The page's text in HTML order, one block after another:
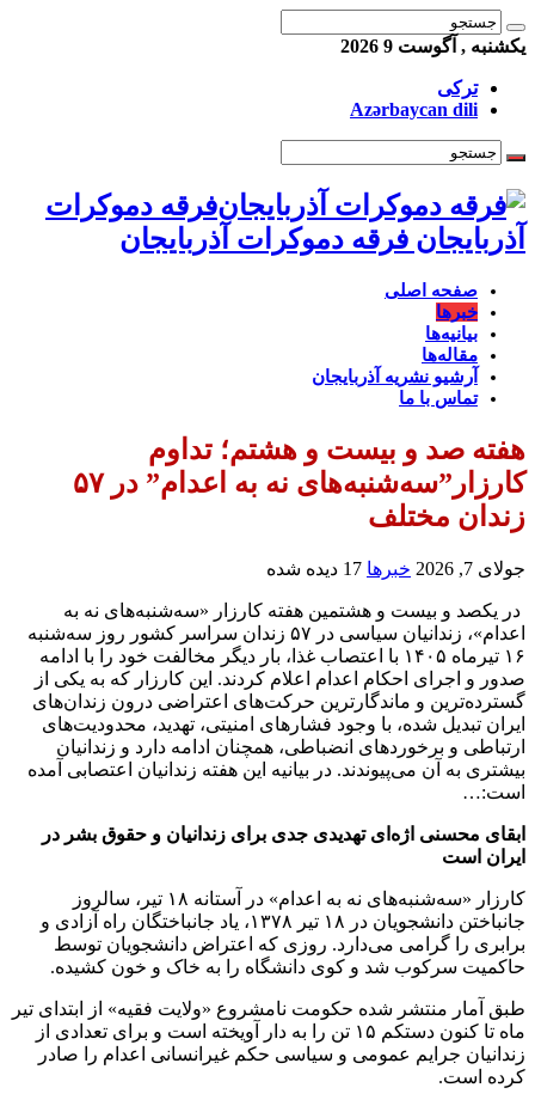
یکشنبه , آگوست 9 2026
ترکی
Azərbaycan dili
فرقه دموکرات
آذربایجان فرقه دموکرات آذربایجان
صفحه اصلی
خبرها
بیانیه‌ها
مقاله‌ها
آرشیو نشریه آذربایجان
تماس با ما
هفته صد و بيست و هشتم؛ تداوم
کارزار”سه‌شنبه‌های نه به اعدام” در ۵۷
زندان مختلف
جولای 7, 2026 خبرها 17 دیده شده
در یکصد و بیست و هشتمین هفته کارزار «سه‌شنبه‌های نه به
اعدام»، زندانیان سیاسی در ۵۷ زندان سراسر کشور روز سه‌شنبه
۱۶ تیرماه ۱۴۰۵ با اعتصاب غذا، بار دیگر مخالفت خود را با ادامه
صدور و اجرای احکام اعدام اعلام کردند. این کارزار که به یکی از
گسترده‌ترین و ماندگارترین حرکت‌های اعتراضی درون زندان‌های
ایران تبدیل شده، با وجود فشارهای امنیتی، تهدید، محدودیت‌های
ارتباطی و برخوردهای انضباطی، همچنان ادامه دارد و زندانیان
بیشتری به آن می‌پیوندند. در بيانيه اين هفته زندانيان اعتصابی آمده
است:…
ابقای محسنی اژه‌ای تهدیدی جدی برای زندانیان و حقوق بشر در
ایران است
کارزار «سه‌شنبه‌های نه به اعدام» در آستانه ۱۸ تیر، سالروز
جانباختن دانشجویان در ۱۸ تیر ۱۳۷۸، یاد جانباختگان راه آزادی و
برابری را گرامی می‌دارد. روزی که اعتراض دانشجویان توسط
حاکمیت سرکوب شد و کوی دانشگاه را به خاک و خون کشیده.
طبق آمار منتشر شده حکومت نامشروع «ولایت فقیه» از ابتدای تیر
ماه تا کنون دستکم ۱۵ تن را به دار آویخته است و برای تعدادی از
زندانیان جرایم عمومی و سیاسی حکم غیرانسانی اعدام را صادر
کرده‌ است.